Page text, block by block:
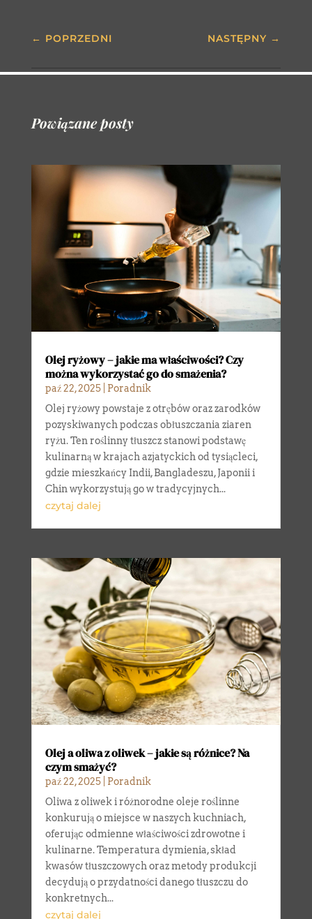
← POPRZEDNI NASTĘPNY →
Powiązane posty
Olej ryżowy – jakie ma właściwości? Czy
można wykorzystać go do smażenia?
paź 22, 2025| Poradnik
Olej ryżowy powstaje z otrębów oraz zarodków
pozyskiwanych podczas obłuszczania ziaren
ryżu. Ten roślinny tłuszcz stanowi podstawę
kulinarną w krajach azjatyckich od tysiącleci,
gdzie mieszkańcy Indii, Bangladeszu, Japonii i
Chin wykorzystują go w tradycyjnych...
czytaj dalej
Olej a oliwa z oliwek – jakie są różnice? Na
czym smażyć?
paź 22, 2025| Poradnik
Oliwa z oliwek i różnorodne oleje roślinne
konkurują o miejsce w naszych kuchniach,
oferując odmienne właściwości zdrowotne i
kulinarne. Temperatura dymienia, skład
kwasów tłuszczowych oraz metody produkcji
decydują o przydatności danego tłuszczu do
konkretnych...
czytaj dalej